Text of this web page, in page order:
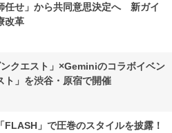
任せ」から共同意思決定へ 新ガイ
改革
クエスト」×Geminiのコラボイベン
ト」を渋谷・原宿で開催
FLASH」で圧巻のスタイルを披露！